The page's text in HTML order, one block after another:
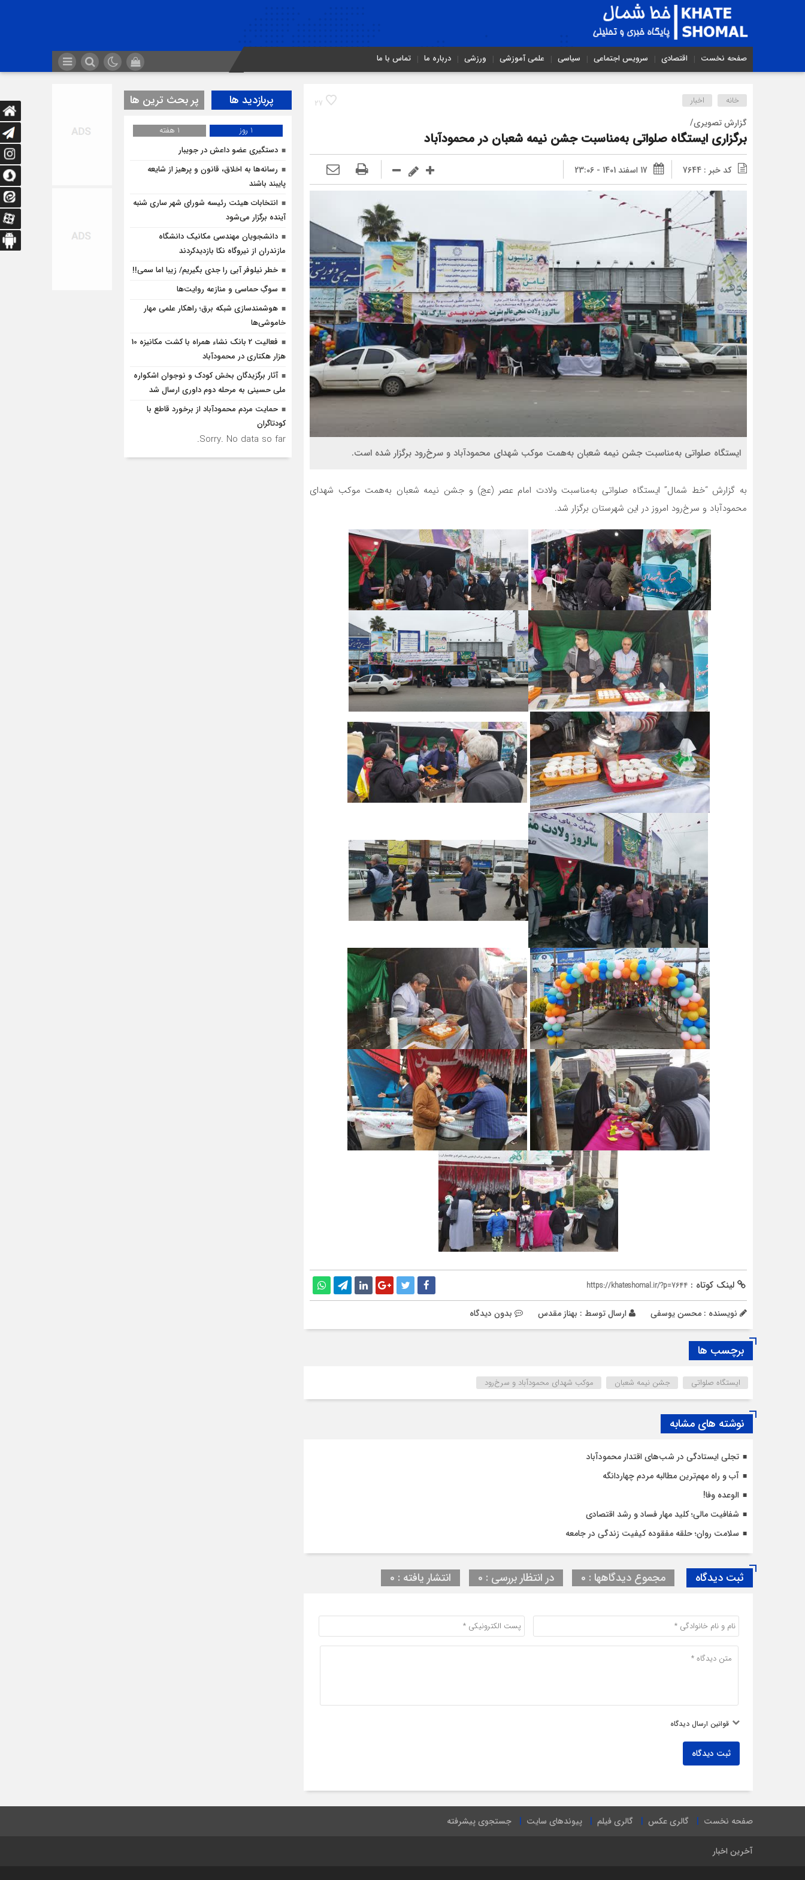
صفحه نخست اقتصادی سرویس اجتماعی سیاسی علمی آموزشی ورزشی درباره ما تماس با ما
27 خانه اخبار
گزارش تصویری/
برگزاری ایستگاه صلواتی به‌مناسبت جشن نیمه شعبان در محمودآباد
کد خبر : 7644 17 اسفند 1401 - 23:06
ایستگاه صلواتی به‌مناسبت جشن نیمه شعبان به‌همت موکب شهدای محمودآباد و سرخ‎‌رود برگزار شده است.
به گزارش “خط شمال” ایستگاه صلواتی به‌مناسبت ولادت امام عصر (عج) و جشن نیمه شعبان به‌همت موکب شهدای
محمودآباد و سرخ‎‌رود امروز در این شهرستان برگزار شد.
لینک کوتاه : https://khateshomal.ir/?p=7644
نویسنده : محسن یوسفی ارسال توسط : بهناز مقدس بدون دیدگاه
برچسب ها
ایستگاه صلواتی جشن نیمه شعبان موکب شهدای محمودآباد و سرخ‎‌رود
نوشته های مشابه
تجلی ایستادگی در شب‌های اقتدار محمودآباد
آب و راه مهم‌ترین مطالبه مردم چهاردانگه
الوعده وفا!
شفافیت مالی؛ کلید مهار فساد و رشد اقتصادی
سلامت روان؛ حلقه مفقوده کیفیت زندگی در جامعه
ثبت دیدگاه مجموع دیدگاهها : 0 در انتظار بررسی : 0 انتشار یافته : 0
قوانین ارسال دیدگاه
ثبت دیدگاه
پربازدید ها پر بحث ترین ها
1 روز
1 هفته
دستگیری عضو داعش در جویبار
رسانه‌ها به اخلاق، قانون و پرهیز از شایعه
پایبند باشند
انتخابات هیئت رئیسه شورای شهر ساری شنبه
آینده برگزار می‌شود
دانشجویان مهندسی مکانیک دانشگاه
مازندران از نيروگاه نکا بازديدكردند
خطر نیلوفر آبی را جدی بگیریم/ زیبا اما سمی!!
سوگِ حماسی و منازعه روایت‌ها
هوشمندسازی شبکه برق؛ راهکار علمی مهار
خاموشی‌ها
فعالیت 2 بانک نشاء همراه با کشت مکانیزه 10
هزار هکتاری در محمودآباد
آثار برگزیدگان بخش کودک و نوجوان اشکواره
ملی حسینی به مرحله دوم داوری ارسال شد
حمایت مردم محمودآباد از برخورد قاطع با
کودتاگران
Sorry. No data so far.
صفحه نخست گالری عکس گالری فیلم پیوندهای سایت جستجوی پیشرفته
آخرین اخبار